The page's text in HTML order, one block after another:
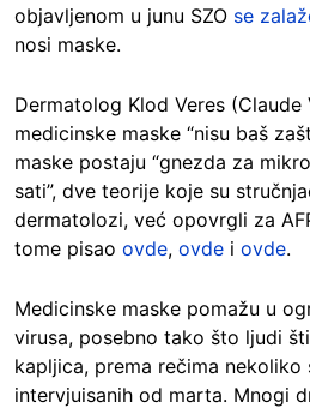
objavljenom u junu SZO se
nosi maske.
Dermatolog Klod Veres
medicinske maske “nisu baš
maske postaju “gnezda za
sati”, dve teorije koje su
dermatolozi, već opovrgli za
tome pisao ovde, ovde i ovde.
Medicinske maske pomažu u
virusa, posebno tako što ljudi
kapljica, prema rečima nekoliko
intervjuisanih od marta. Mnogi